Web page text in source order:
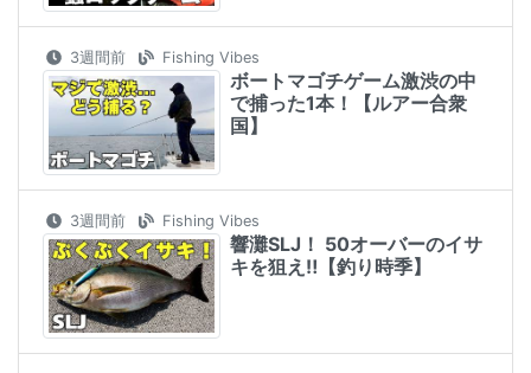
3週間前 Fishing Vibes
ボートマゴチゲーム激渋の中
で捕った1本！【ルアー合衆
国】
3週間前 Fishing Vibes
響灘SLJ！ 50オーバーのイサ
キを狙え‼︎【釣り時季】